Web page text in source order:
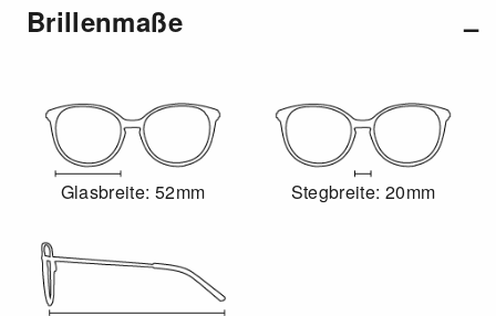
Brillenmaße
Glasbreite: 52mm Stegbreite: 20mm